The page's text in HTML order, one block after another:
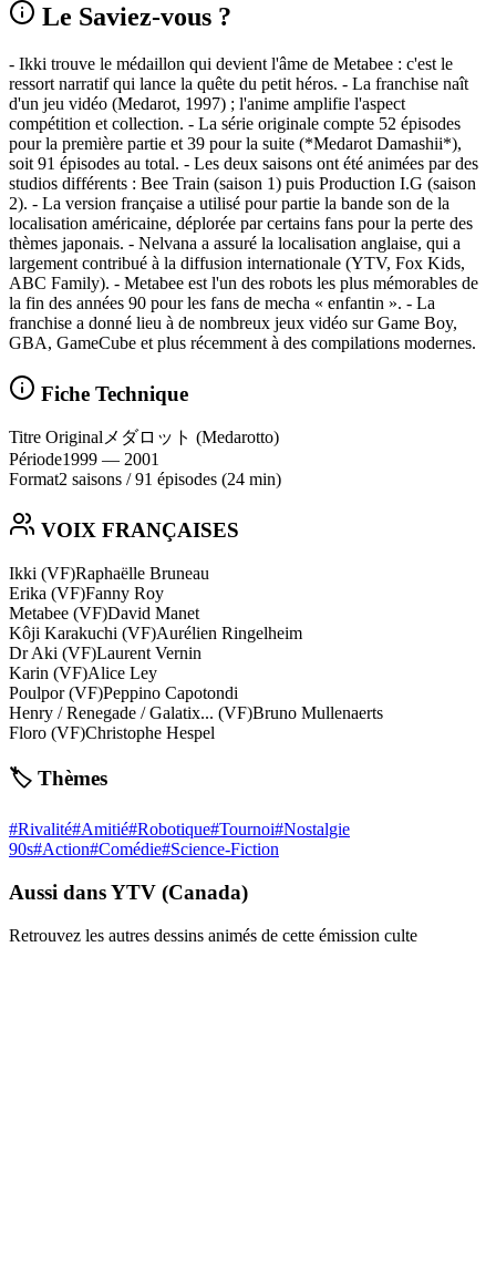
Le Saviez-vous ?
- Ikki trouve le médaillon qui devient l'âme de Metabee : c'est le
ressort narratif qui lance la quête du petit héros. - La franchise naît
d'un jeu vidéo (Medarot, 1997) ; l'anime amplifie l'aspect
compétition et collection. - La série originale compte 52 épisodes
pour la première partie et 39 pour la suite (*Medarot Damashii*),
soit 91 épisodes au total. - Les deux saisons ont été animées par des
studios différents : Bee Train (saison 1) puis Production I.G (saison
2). - La version française a utilisé pour partie la bande son de la
localisation américaine, déplorée par certains fans pour la perte des
thèmes japonais. - Nelvana a assuré la localisation anglaise, qui a
largement contribué à la diffusion internationale (YTV, Fox Kids,
ABC Family). - Metabee est l'un des robots les plus mémorables de
la fin des années 90 pour les fans de mecha « enfantin ». - La
franchise a donné lieu à de nombreux jeux vidéo sur Game Boy,
GBA, GameCube et plus récemment à des compilations modernes.
Fiche Technique
Titre Original メダロット (Medarotto)
Période1999 — 2001
Format2 saisons /91 épisodes (24 min)
VOIX FRANÇAISES
Ikki (VF)Raphaëlle Bruneau
Erika (VF)Fanny Roy
Metabee (VF)David Manet
Kôji Karakuchi (VF)Aurélien Ringelheim
Dr Aki (VF)Laurent Vernin
Karin (VF)Alice Ley
Poulpor (VF)Peppino Capotondi
Henry / Renegade / Galatix... (VF)Bruno Mullenaerts
Floro (VF)Christophe Hespel
🏷️ Thèmes
#Rivalité#Amitié#Robotique#Tournoi#Nostalgie
90s#Action#Comédie#Science-Fiction
Aussi dans YTV (Canada)
Retrouvez les autres dessins animés de cette émission culte